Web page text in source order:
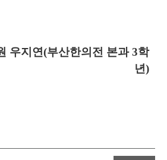
우지연(부산한의전 본과 3학
년)